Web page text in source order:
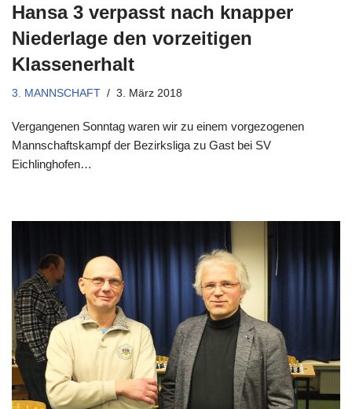
Hansa 3 verpasst nach knapper
Niederlage den vorzeitigen
Klassenerhalt
3. MANNSCHAFT 3. März 2018
Vergangenen Sonntag waren wir zu einem vorgezogenen
Mannschaftskampf der Bezirksliga zu Gast bei SV
Eichlinghofen…